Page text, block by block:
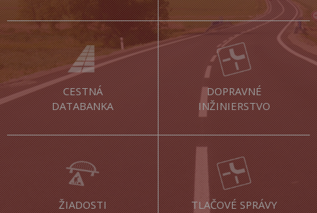
CESTNÁ
DATABANKA
DOPRAVNÉ
INŽINIERSTVO
ŽIADOSTI TLAČOVÉ SPRÁVY